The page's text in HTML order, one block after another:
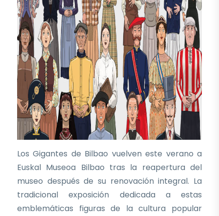
Los Gigantes de Bilbao vuelven este verano a
Euskal Museoa Bilbao tras la reapertura del
museo después de su renovación integral. La
tradicional exposición dedicada a estas
emblemáticas figuras de la cultura popular